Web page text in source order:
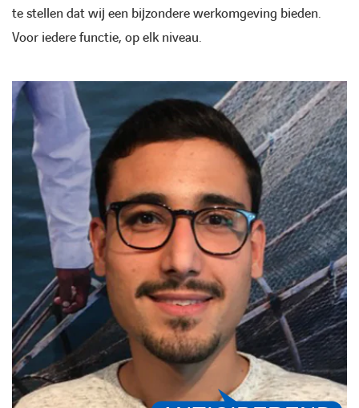
te stellen dat wij een bijzondere werkomgeving bieden.
Voor iedere functie, op elk niveau.